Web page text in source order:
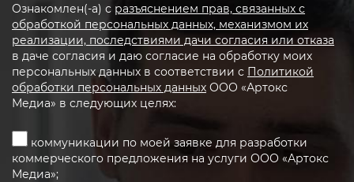
Ознакомлен(-а) с разъяснением прав, связанных с
обработкой персональных данных, механизмом их
реализации, последствиями дачи согласия или отказа
в даче согласия и даю согласие на обработку моих
персональных данных в соответствии с Политикой
обработки персональных данных ООО «Артокс
Медиа» в следующих целях:
коммуникации по моей заявке для разработки
коммерческого предложения на услуги ООО «Артокс
Медиа»;